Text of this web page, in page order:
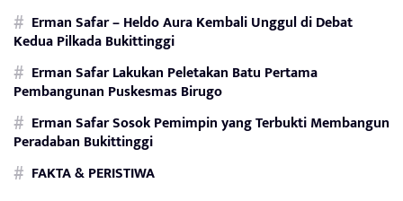
Erman Safar – Heldo Aura Kembali Unggul di Debat
Kedua Pilkada Bukittinggi
Erman Safar Lakukan Peletakan Batu Pertama
Pembangunan Puskesmas Birugo
Erman Safar Sosok Pemimpin yang Terbukti Membangun
Peradaban Bukittinggi
FAKTA & PERISTIWA